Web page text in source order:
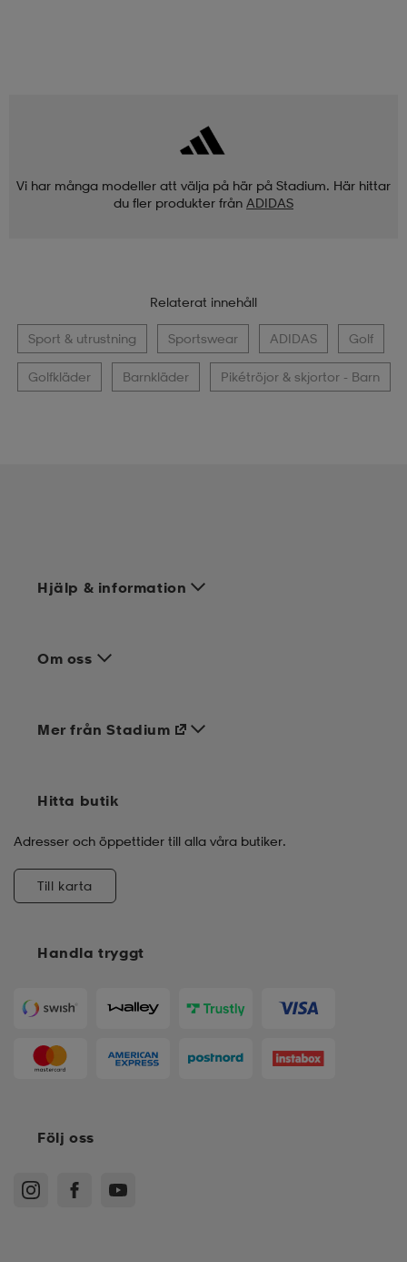
Vi har många modeller att välja på här på Stadium. Här hittar
du fler produkter från ADIDAS
Relaterat innehåll
Sport & utrustning Sportswear ADIDAS Golf
Golfkläder Barnkläder Pikétröjor & skjortor - Barn
Hjälp & information
Om oss
Handla tryggt
Mer från Stadium
Hitta butik
Adresser och öppettider till alla våra butiker.
Till karta
Följ oss